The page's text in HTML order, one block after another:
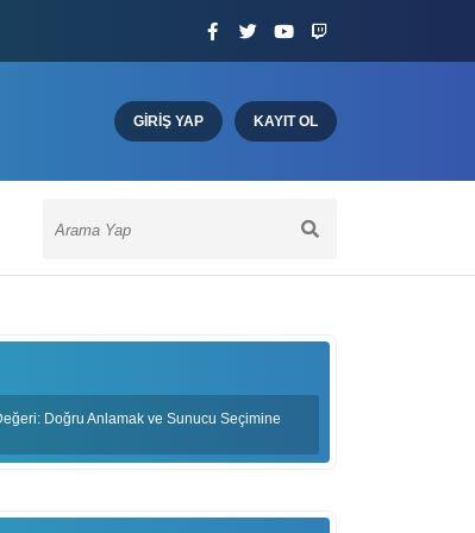
GIRIŞ YAP KAYIT OL
Doğru Anlamak ve Sunucu Seçimine